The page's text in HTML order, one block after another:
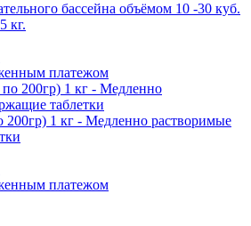
бассейна объёмом 10 -30 куб.
кг.
платежом
200гр) 1 кг - Медленно растворимые
платежом